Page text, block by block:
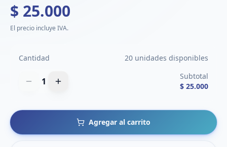
$ 25.000
El precio incluye IVA.
Cantidad 20 unidades disponibles
1
Subtotal
$ 25.000
Agregar al carrito